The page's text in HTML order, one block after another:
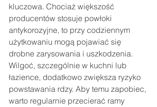
kluczowa. Chociaż większość
producentów stosuje powłoki
antykorozyjne, to przy codziennym
użytkowaniu mogą pojawiać się
drobne zarysowania i uszkodzenia.
Wilgoć, szczególnie w kuchni lub
łazience, dodatkowo zwiększa ryzyko
powstawania rdzy. Aby temu zapobiec,
warto regularnie przecierać ramy